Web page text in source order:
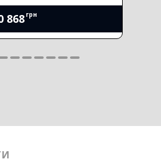
868 грн